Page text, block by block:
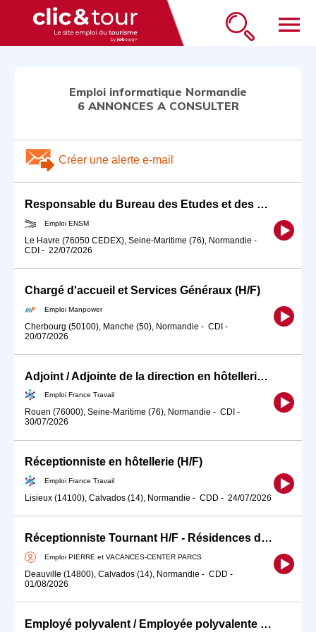
menu
Emploi informatique Normandie
6 ANNONCES A CONSULTER
Créer une alerte e-mail
Responsable du Bureau des Etudes et des Formations (BEF)
Emploi ENSM
Le Havre (76050 CEDEX), Seine-Maritime (76), Normandie -
CDI - 22/07/2026
Chargé d'accueil et Services Généraux (H/F)
Emploi Manpower
Cherbourg (50100), Manche (50), Normandie - CDI -
20/07/2026
Adjoint / Adjointe de la direction en hôtellerie-restauration (H/F)
Emploi France Travail
Rouen (76000), Seine-Maritime (76), Normandie - CDI -
30/07/2026
Réceptionniste en hôtellerie (H/F)
Emploi France Travail
Lisieux (14100), Calvados (14), Normandie - CDD - 24/07/2026
Réceptionniste Tournant H/F - Résidences de Tourisme Pierre Vacances
Emploi PIERRE et VACANCES-CENTER PARCS
Deauville (14800), Calvados (14), Normandie - CDD -
01/08/2026
Employé polyvalent / Employée polyvalente en établissement hôteli (H/F)